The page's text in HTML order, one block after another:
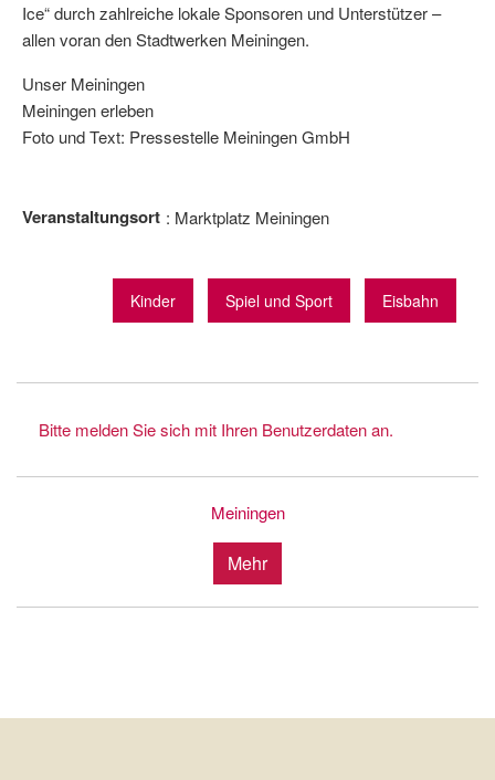
Ice“ durch zahlreiche lokale Sponsoren und Unterstützer –
allen voran den Stadtwerken Meiningen.
Unser Meiningen
Meiningen erleben
Foto und Text: Pressestelle Meiningen GmbH
Veranstaltungsort Marktplatz Meiningen
Kinder Spiel und Sport Eisbahn
Bitte melden Sie sich mit Ihren Benutzerdaten an.
Meiningen
Mehr